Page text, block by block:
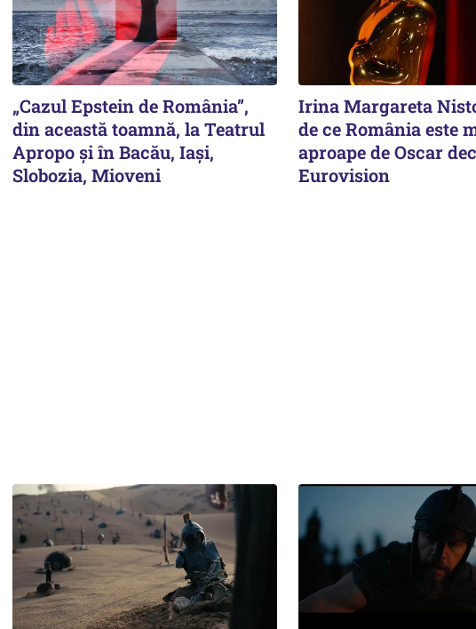
„Cazul Epstein de România”,
din această toamnă, la Teatrul
Apropo și în Bacău, Iași,
Slobozia, Mioveni
Irina Margareta
de ce România este
aproape de Oscar
Eurovision